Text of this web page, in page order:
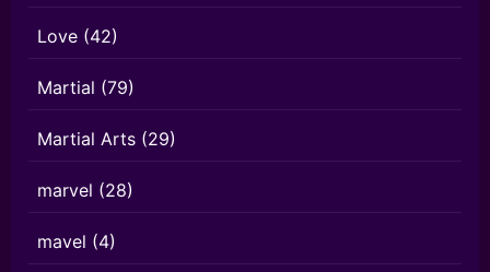
Love (42)
Martial (79)
Martial Arts (29)
marvel (28)
mavel (4)